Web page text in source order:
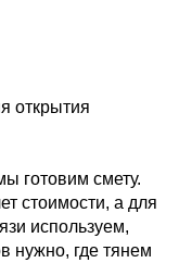
открытия
готовим смету.
стоимости, а для
используем,
нужно, где тянем